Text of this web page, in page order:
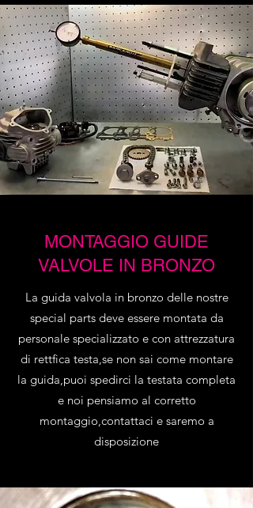
MONTAGGIO GUIDE
VALVOLE IN BRONZO
La guida valvola in bronzo delle nostre
special parts deve essere montata da
personale specializzato e con attrezzatura
di rettfica testa,se non sai come montare
la guida,puoi spedirci la testata completa
e noi pensiamo al corretto
montaggio,contattaci e saremo a
disposizione